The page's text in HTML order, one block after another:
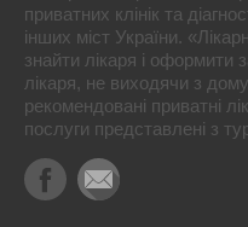
приватних клінік та
інших міст України.
знайти лікаря і оформити
лікаря, не виходячи з
рекомендовані приватні
послуги представлені з